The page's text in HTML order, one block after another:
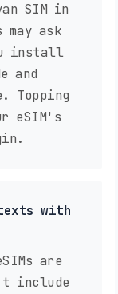
SIM in
ask
install
and
Topping
eSIM's
with
are
include